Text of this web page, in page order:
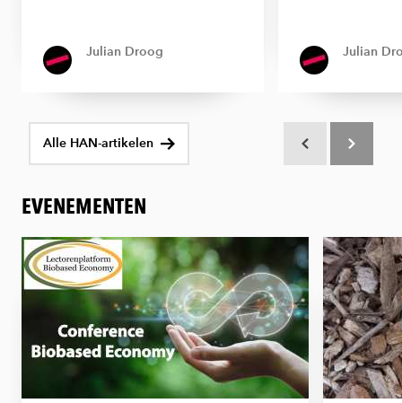
Julian Droog Julian
Alle HAN-artikelen
EVENEMENTEN